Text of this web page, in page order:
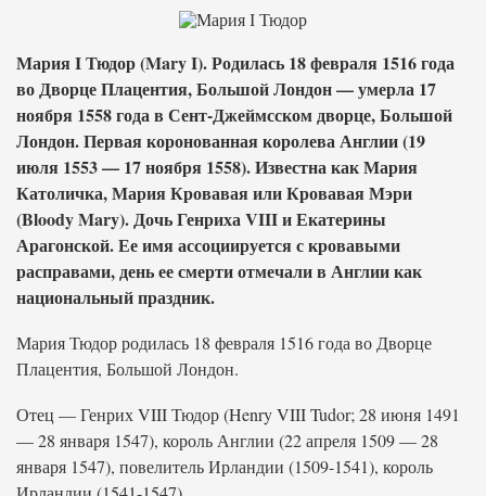
Мария I Тюдор (Mary I). Родилась 18 февраля 1516 года
во Дворце Плацентия, Большой Лондон — умерла 17
ноября 1558 года в Сент-Джеймсском дворце, Большой
Лондон. Первая коронованная королева Англии (19
июля 1553 — 17 ноября 1558). Известна как Мария
Католичка, Мария Кровавая или Кровавая Мэри
(Bloody Mary). Дочь Генриха VIII и Екатерины
Арагонской. Ее имя ассоциируется с кровавыми
расправами, день ее смерти отмечали в Англии как
национальный праздник.
Мария Тюдор родилась 18 февраля 1516 года во Дворце
Плацентия, Большой Лондон.
Отец — Генрих VIII Тюдор (Henry VIII Tudor; 28 июня 1491
— 28 января 1547), король Англии (22 апреля 1509 — 28
января 1547), повелитель Ирландии (1509-1541), король